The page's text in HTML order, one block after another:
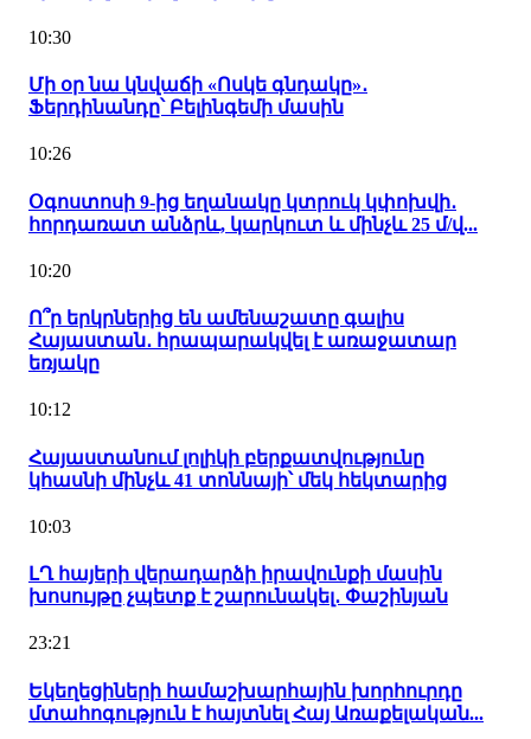
10:30
Մի օր նա կնվաճի «Ոսկե գնդակը»․
Ֆերդինանդը՝ Բելինգեմի մասին
10:26
Օգոստոսի 9-ից եղանակը կտրուկ կփոխվի․
հորդառատ անձրև, կարկուտ և մինչև 25 մ/վ...
10:20
Ո՞ր երկրներից են ամենաշատը գալիս
Հայաստան․ հրապարակվել է առաջատար
եռյակը
10:12
Հայաստանում լոլիկի բերքատվությունը
կհասնի մինչև 41 տոննայի՝ մեկ հեկտարից
10:03
ԼՂ հայերի վերադարձի իրավունքի մասին
խոսույթը չպետք է շարունակել․ Փաշինյան
23:21
Եկեղեցիների համաշխարհային խորհուրդը
մտահոգություն է հայտնել Հայ Առաքելական...